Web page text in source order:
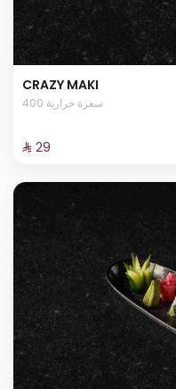
CRAZY MAKI
400 سعرة حرارية
⁨⁦‪‬ 29⁩